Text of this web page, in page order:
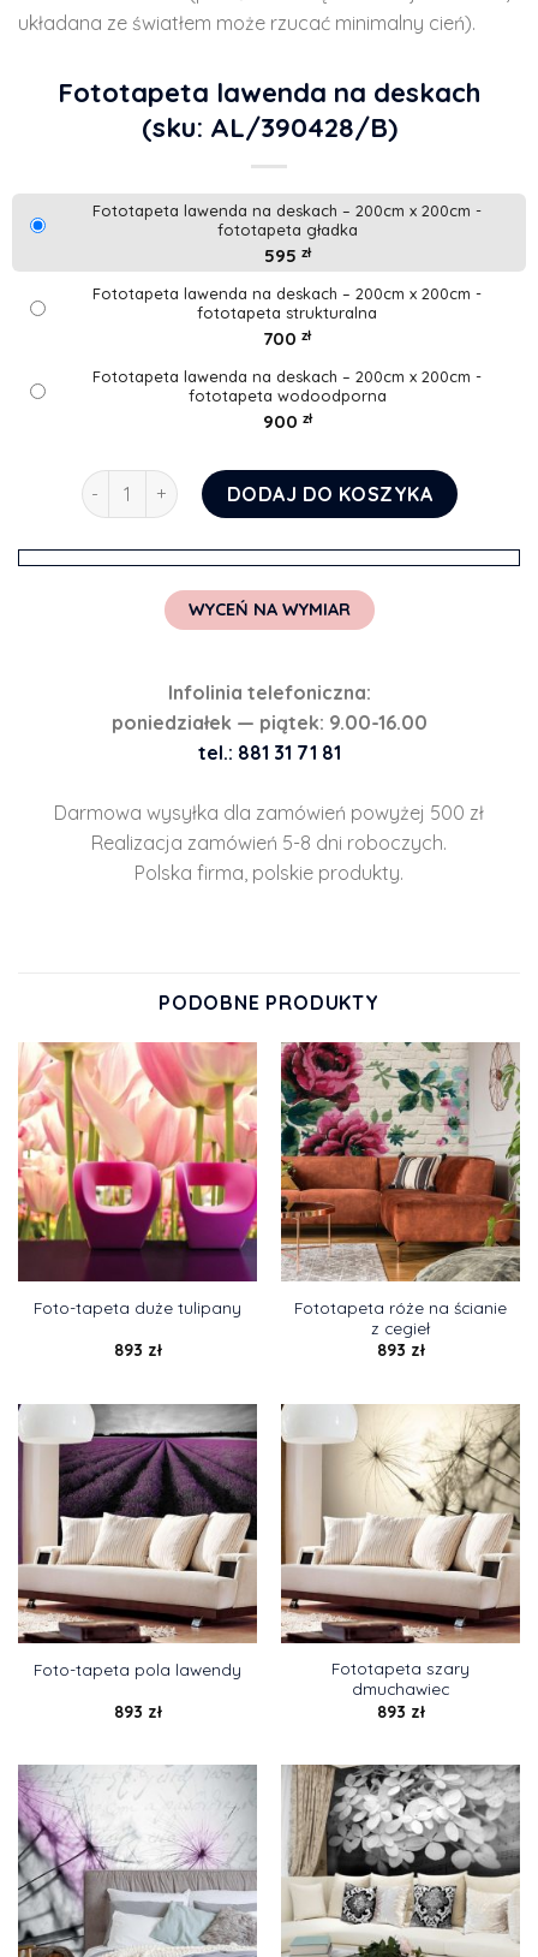
układana ze światłem może rzucać minimalny cień).
Fototapeta lawenda na deskach
(sku: AL/390428/B)
Fototapeta lawenda na deskach – 200cm x 200cm -
fototapeta gładka
595 zł
Fototapeta lawenda na deskach – 200cm x 200cm -
fototapeta strukturalna
700 zł
Fototapeta lawenda na deskach – 200cm x 200cm -
fototapeta wodoodporna
900 zł
ilość Fototapeta lawenda na deskach
DODAJ DO KOSZYKA
WYCEŃ NA WYMIAR
Infolinia telefoniczna:
poniedziałek — piątek: 9.00-16.00
tel.: 881 31 71 81
Darmowa wysyłka dla zamówień powyżej 500 zł
Realizacja zamówień 5-8 dni roboczych.
Polska firma, polskie produkty.
PODOBNE PRODUKTY
Foto-tapeta duże tulipany
893 zł
Fototapeta róże na ścianie
z cegieł
893 zł
Foto-tapeta pola lawendy
893 zł
Fototapeta szary
dmuchawiec
893 zł